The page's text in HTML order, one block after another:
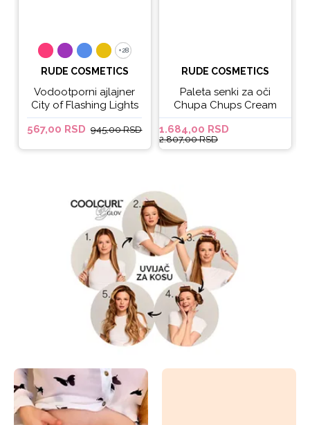
+28
+28
RUDE COSMETICS
Vodootporni ajlajner
City of Flashing Lights
Micro Retractable Liner
- It's Lit
567,00 RSD 945,00 RSD
RUDE COSMETICS
Paleta senki za oči
Chupa Chups Cream
Soda
1.684,00 RSD
2.807,00 RSD